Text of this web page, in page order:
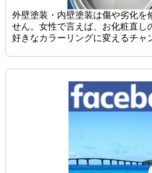
外壁塗装・内壁塗装は傷や劣化を
せん。女性で言えば、お化粧直し
好きなカラーリングに変えるチャ